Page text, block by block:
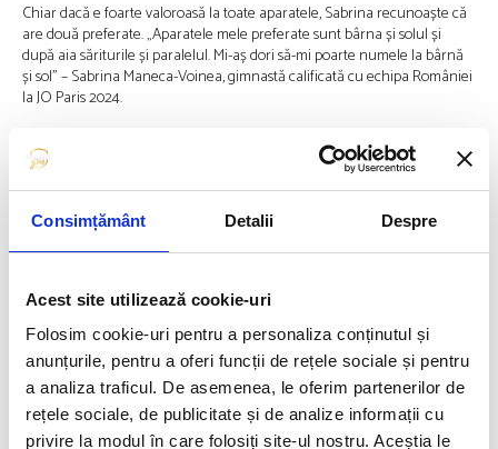
Consimțământ Detalii Despre
Acest site utilizează cookie-uri
Folosim cookie-uri pentru a personaliza conținutul și
anunțurile, pentru a oferi funcții de rețele sociale și pentru
a analiza traficul. De asemenea, le oferim partenerilor de
rețele sociale, de publicitate și de analize informații cu
privire la modul în care folosiți site-ul nostru. Aceștia le
Chiar dacă e foarte valoroasă la toate aparatele, Sabrina recunoaște că
are două preferate. „Aparatele mele preferate sunt bârna și solul și
după aia săriturile și paralelul. Mi-aș dori să-mi poarte numele la bârnă
și sol” – Sabrina Maneca-Voinea, gimnastă calificată cu echipa României
la JO Paris 2024.
Pregătită dintotdeauna de mama ei, Sabrina spune că
aceasta e antrenoarea ideală
Și asta pentru că o cunoaște și o înțelege atunci când are o zi mai grea.
redevin mamă și fiică imediat ce ies pe ușa sălii de antrenament.
„Mie mi-e mai ușor să lucrez cu mama pentru că mă înțeleg bine cu ea
și când nu îmi iese ceva mai bine, când sunt obosită, mă pune să fac
metodică. Dar când plecăm din sală suntem mamă și fiică și mergem, ne
relaxăm”,mai spune gimnasta din Constanța.
Chiar dacă gimnastica este un sport greu, în care ratările de la